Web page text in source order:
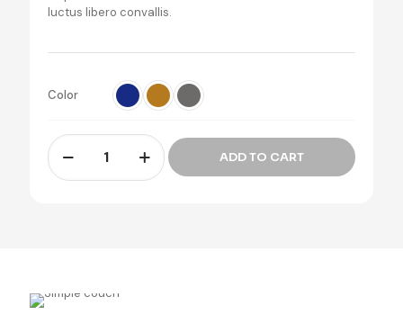
de un
luctus libero convallis.
Color
Simple
couch
cantidad
ADD TO CART